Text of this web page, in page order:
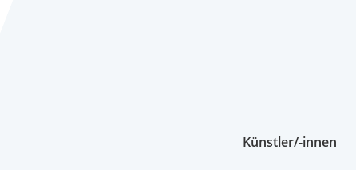
Künstler/-innen